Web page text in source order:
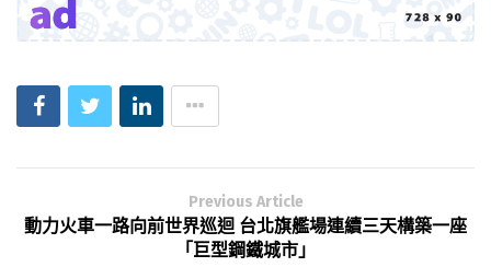
Previous Article
動力火車一路向前世界巡迴 台北旗艦場連續三天構築一座
「巨型鋼鐵城市」